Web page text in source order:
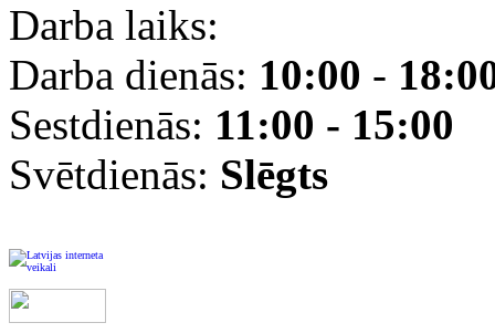
Darba laiks:
Darba dienās: 10:00 -
Sestdienās: 11:00 - 15:00
Svētdienās: Slēgts